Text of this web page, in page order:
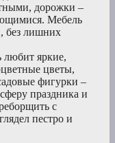
дорожки –
Мебель
без лишних
любит яркие,
цветы,
фигурки –
праздника и
с
пестро и